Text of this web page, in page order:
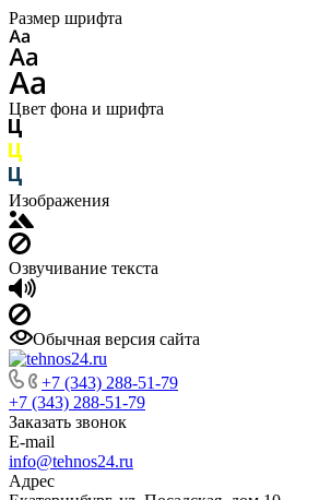
Размер шрифта
Цвет фона и шрифта
Изображения
Озвучивание текста
Обычная версия сайта
+7 (343) 288-51-79
+7 (343) 288-51-79
Заказать звонок
E-mail
info@tehnos24.ru
Адрес